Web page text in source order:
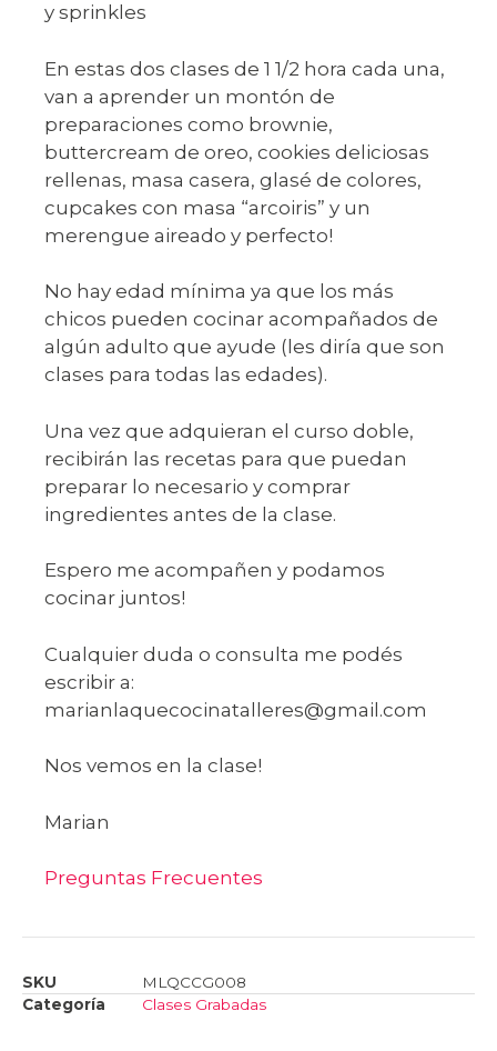
y sprinkles
En estas dos clases de 1 1/2 hora cada una,
van a aprender un montón de
preparaciones como brownie,
buttercream de oreo, cookies deliciosas
rellenas, masa casera, glasé de colores,
cupcakes con masa “arcoiris” y un
merengue aireado y perfecto!
No hay edad mínima ya que los más
chicos pueden cocinar acompañados de
algún adulto que ayude (les diría que son
clases para todas las edades).
Una vez que adquieran el curso doble,
recibirán las recetas para que puedan
preparar lo necesario y comprar
ingredientes antes de la clase.
Espero me acompañen y podamos
cocinar juntos!
Cualquier duda o consulta me podés
escribir a:
marianlaquecocinatalleres@gmail.com
Nos vemos en la clase!
Marian
Preguntas Frecuentes
SKU
MLQCCG008
Categoría
Clases Grabadas